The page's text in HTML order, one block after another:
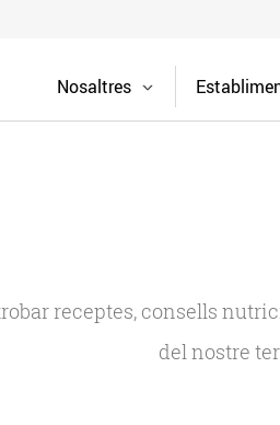
Nosaltres
receptes, consells
del nostre